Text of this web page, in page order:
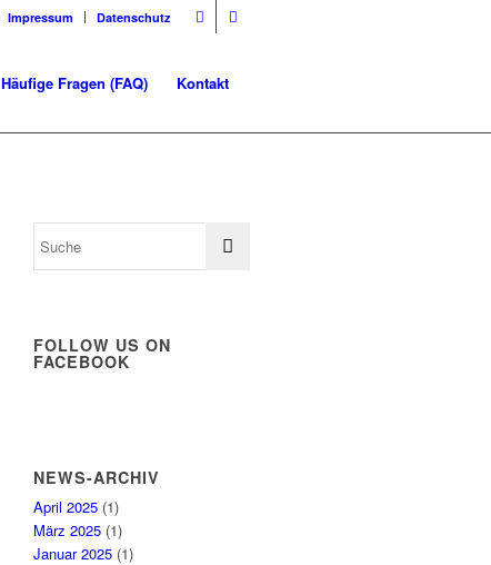
Impressum Datenschutz
Häufige Fragen (FAQ) Kontakt
FOLLOW US ON
FACEBOOK
NEWS-ARCHIV
April 2025 (1)
März 2025 (1)
Januar 2025 (1)